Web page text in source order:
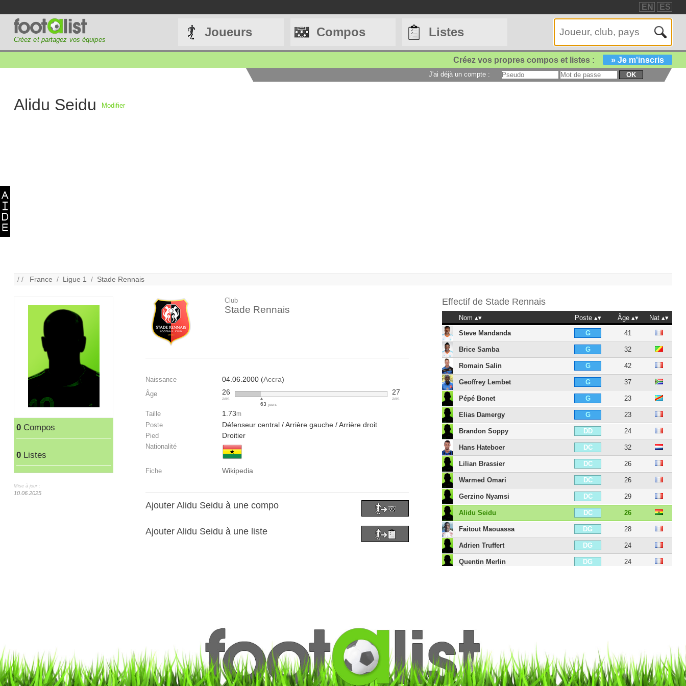
EN ES
Créez et partagez vos équipes
Joueurs Compos Listes
Créez vos propres compos et listes : » Je m'inscris
J'ai déjà un compte : OK
Alidu Seidu Modifier
/ / France / Ligue 1 / Stade Rennais
0Compos
0Listes
Mise à jour :
10.06.2025
Club
Stade Rennais
Naissance 04.06.2000 (Accra)
Âge 26
ans
63jours
27
ans
Taille 1.73m
Poste Défenseur central / Arrière gauche / Arrière droit
Pied Droitier
Nationalité
Fiche Wikipedia
Ajouter Alidu Seidu à une compo
Ajouter Alidu Seidu à une liste
Effectif de Stade Rennais
Nom Poste Âge
Nat
Steve Mandanda
G 41
Brice Samba G 32
Romain Salin G 42
Geoffrey Lembet G 37
Pépé Bonet G 23
Elias Damergy G 23
Brandon Soppy DD 24
Hans Hateboer DC 32
Lilian Brassier DC 26
Warmed Omari DC 26
Gerzino Nyamsi DC 29
Alidu Seidu DC 26
Faitout Maouassa DG 28
Adrien Truffert DG 24
Quentin Merlin DG 24
Flavien Tait
Ludovic Blas MOC 28
James Edward Léa-Siliki MG 30